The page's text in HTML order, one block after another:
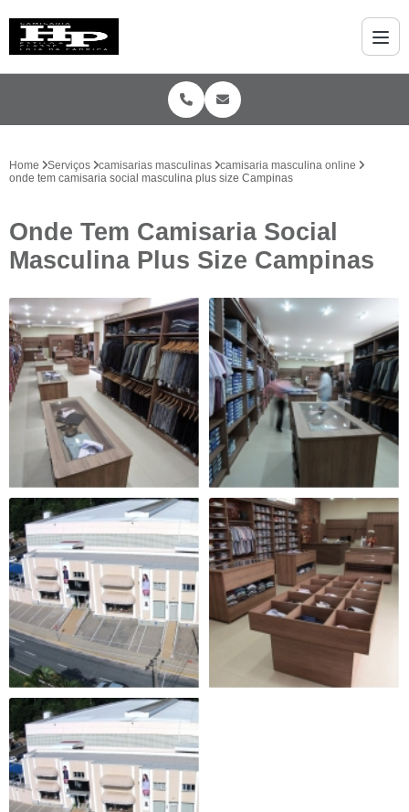
Home Serviços camisarias masculinas
camisaria masculina online
onde tem camisaria social masculina plus size Campinas
Onde Tem Camisaria Social
Masculina Plus Size Campinas